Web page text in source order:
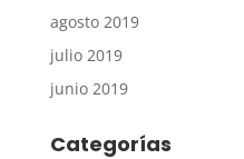
agosto 2019
julio 2019
junio 2019
Categorías